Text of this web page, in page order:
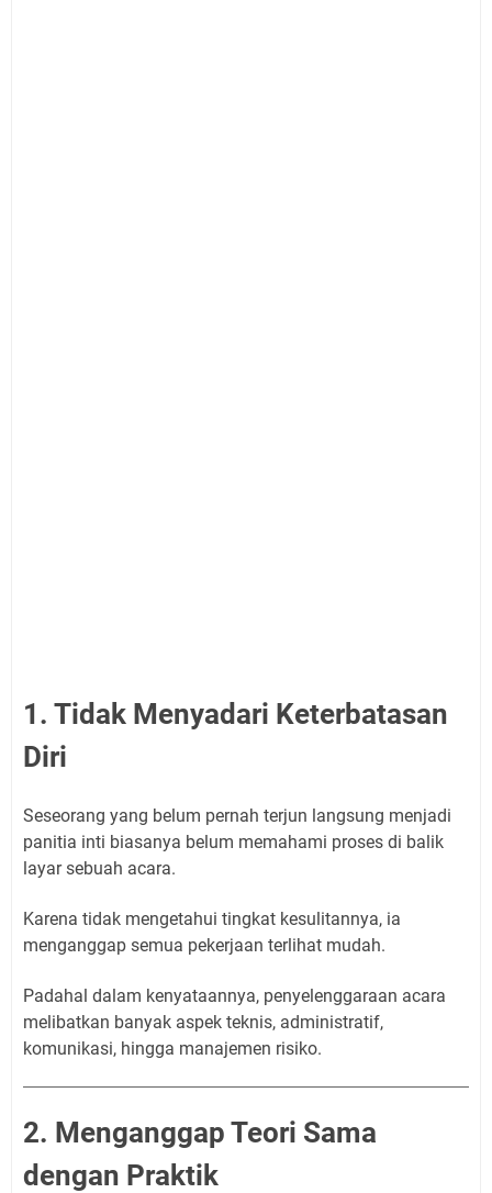
1. Tidak Menyadari Keterbatasan
Diri
Seseorang yang belum pernah terjun langsung menjadi
panitia inti biasanya belum memahami proses di balik
layar sebuah acara.
Karena tidak mengetahui tingkat kesulitannya, ia
menganggap semua pekerjaan terlihat mudah.
Padahal dalam kenyataannya, penyelenggaraan acara
melibatkan banyak aspek teknis, administratif,
komunikasi, hingga manajemen risiko.
2. Menganggap Teori Sama
dengan Praktik